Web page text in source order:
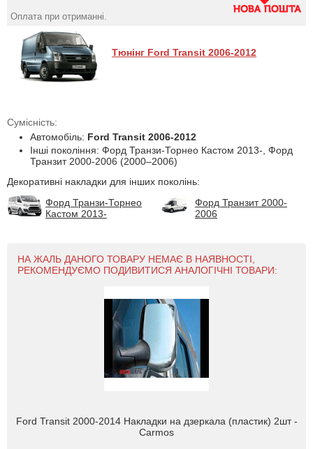
Оплата при отриманні.
Тюнінг Ford Transit 2006-2012
Сумісність:
Автомобіль: Ford Transit 2006-2012
Інші покоління: Форд Транзи-Торнео Кастом 2013-, Форд
Транзит 2000-2006 (2000–2006)
Декоративні накладки для інших поколінь:
Форд Транзи-Торнео
Кастом 2013-
Форд Транзит 2000-
2006
НА ЖАЛЬ ДАНОГО ТОВАРУ НЕМАЄ В НАЯВНОСТІ,
РЕКОМЕНДУЄМО ПОДИВИТИСЯ АНАЛОГІЧНІ ТОВАРИ:
Ford Transit 2000-2014 Накладки на дзеркала (пластик) 2шт -
Carmos